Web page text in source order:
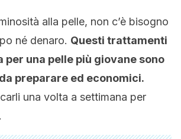
alla pelle, non c’è bisogno
né denaro. Questi trattamenti
per una pelle più giovane sono
preparare ed economici.
una volta a settimana per